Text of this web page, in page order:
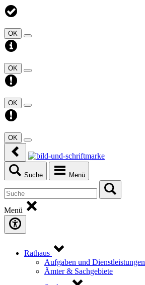
OK
OK
OK
OK
Suche Menü
Menü
Rathaus
Aufgaben und Dienstleistungen
Ämter & Sachgebiete